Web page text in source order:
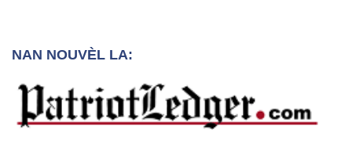
NAN NOUVÈL LA: